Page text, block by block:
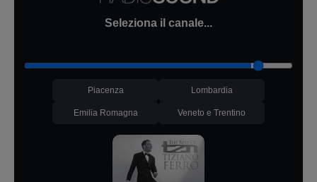
Seleziona il canale...
Piacenza Lombardia
Emilia Romagna Veneto e Trentino